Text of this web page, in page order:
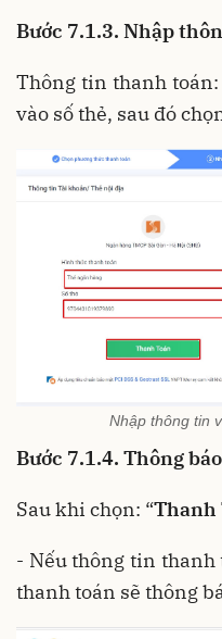
Bước 7.1.3. Nhập
Thông tin thanh
vào số thẻ, sau đó
Nhập thông tin
Bước 7.1.4. Thông
Sau khi chọn: “Thanh
- Nếu thông tin
thanh toán sẽ thông